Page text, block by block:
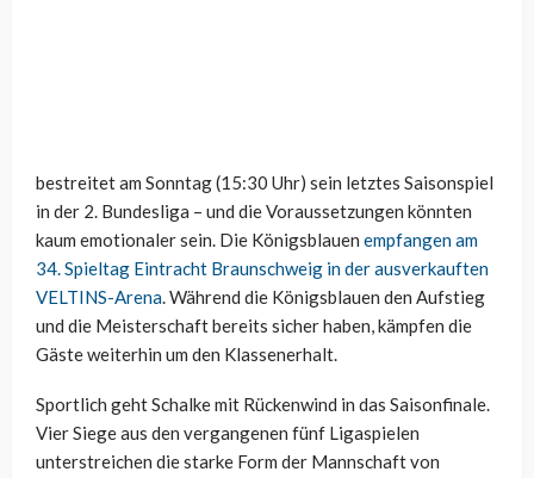
bestreitet am Sonntag (15:30 Uhr) sein letztes Saisonspiel
in der 2. Bundesliga – und die Voraussetzungen könnten
kaum emotionaler sein. Die Königsblauen empfangen am
34. Spieltag Eintracht Braunschweig in der ausverkauften
VELTINS-Arena. Während die Königsblauen den Aufstieg
und die Meisterschaft bereits sicher haben, kämpfen die
Gäste weiterhin um den Klassenerhalt.
Sportlich geht Schalke mit Rückenwind in das Saisonfinale.
Vier Siege aus den vergangenen fünf Ligaspielen
unterstreichen die starke Form der Mannschaft von